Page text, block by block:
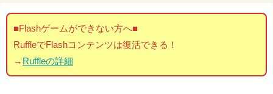
■Flashゲームができない方へ■
RuffleでFlashコンテンツは復活できる！
→ Ruffleの詳細